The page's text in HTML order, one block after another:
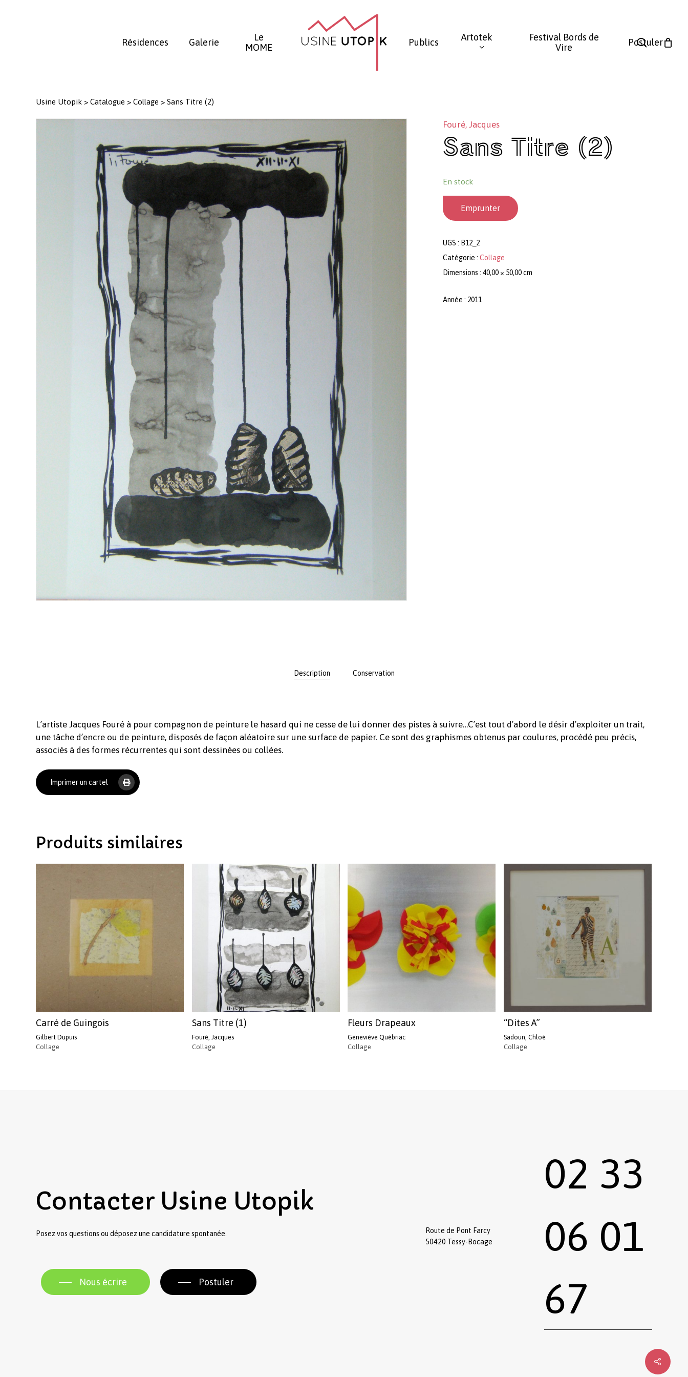
Résidences Galerie
Le
MOME
Publics Artotek
Festival Bords de
Vire
Postuler
search
panier
0,00
Usine Utopik > Catalogue > Collage > Sans Titre (2)
Fouré, Jacques
Sans Titre (2)
En stock
Emprunter
UGS : B12_2
Catégorie : Collage
Dimensions : 40,00 × 50,00 cm
Année : 2011
Description Conservation
L’artiste Jacques Fouré à pour compagnon de peinture le hasard qui ne cesse de lui donner des pistes à suivre…C’est tout d’abord le désir d’exploiter un trait,
une tâche d’encre ou de peinture, disposés de façon aléatoire sur une surface de papier. Ce sont des graphismes obtenus par coulures, procédé peu précis,
associés à des formes récurrentes qui sont dessinées ou collées.
Imprimer un cartel
Produits similaires
Carré de Guingois
Gilbert Dupuis
Collage
Sans Titre (1)
Fouré, Jacques
Collage
Fleurs Drapeaux
Geneviève Québriac
Collage
“Dites A”
Sadoun, Chloé
Collage
Contacter Usine Utopik
Posez vos questions ou déposez une candidature spontanée.
Nous écrire Postuler
Route de Pont Farcy
50420 Tessy-Bocage
02 33
06 01
67